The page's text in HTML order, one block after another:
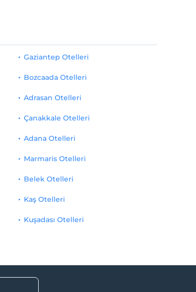
Gaziantep Otelleri
Bozcaada Otelleri
Adrasan Otelleri
Çanakkale Otelleri
Adana Otelleri
Marmaris Otelleri
Belek Otelleri
Kaş Otelleri
Kuşadası Otelleri